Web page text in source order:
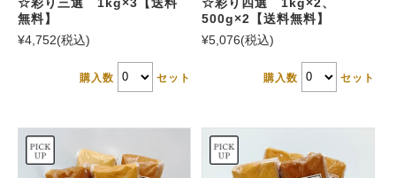
無料】
¥4,752(税込)
購入数 セット
500g×2【送料無料】
¥5,076(税込)
購入数 セット